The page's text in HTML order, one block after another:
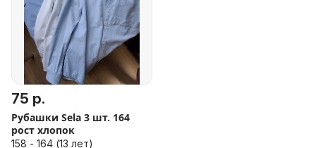
75 р.
Рубашки Sela 3 шт. 164
рост хлопок
158 - 164 (13 лет)